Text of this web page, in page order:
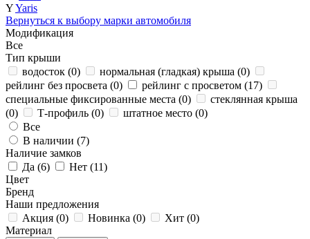
YYaris
Вернуться к выбору марки автомобиля
Модификация
Все
Тип крыши
водосток (0) нормальная (гладкая) крыша (0)
рейлинг без просвета (0) рейлинг с просветом (17)
специальные фиксированные места (0)
стеклянная крыша
(0) Т-профиль (0) штатное место (0)
Все
В наличии (7)
Наличие замков
Да (6) Нет (11)
Цвет
Бренд
Наши предложения
Акция (0) Новинка (0) Хит (0)
Материал